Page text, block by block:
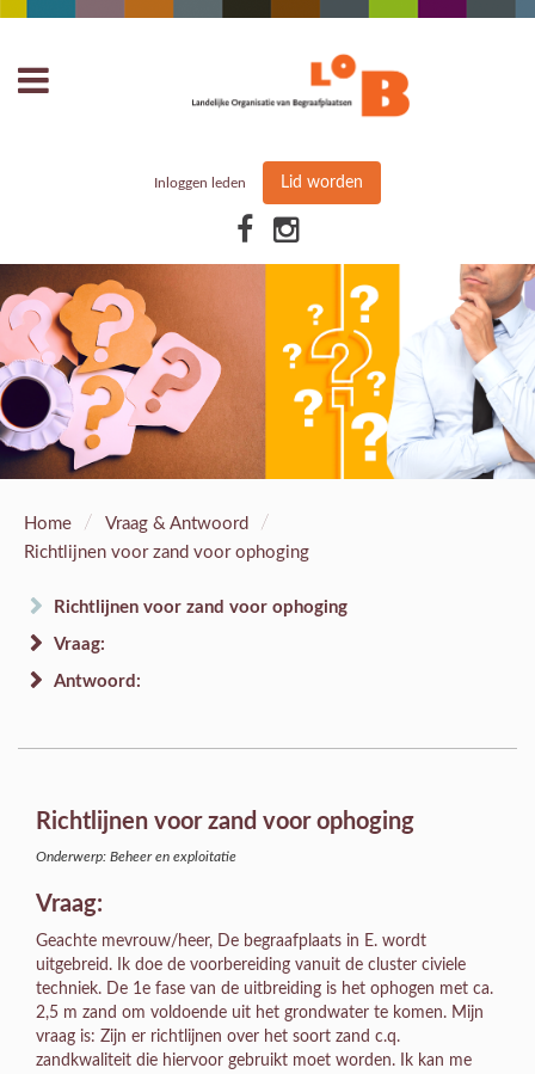
Inloggen leden Lid worden
Home / Vraag & Antwoord /
Richtlijnen voor zand voor ophoging
Richtlijnen voor zand voor ophoging
Vraag:
Antwoord:
Richtlijnen voor zand voor ophoging
Onderwerp: Beheer en exploitatie
Vraag:
Geachte mevrouw/heer, De begraafplaats in E. wordt
uitgebreid. Ik doe de voorbereiding vanuit de cluster civiele
techniek. De 1e fase van de uitbreiding is het ophogen met ca.
2,5 m zand om voldoende uit het grondwater te komen. Mijn
vraag is: Zijn er richtlijnen over het soort zand c.q.
zandkwaliteit die hiervoor gebruikt moet worden. Ik kan me